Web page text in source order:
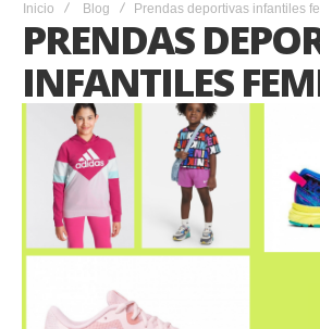
Inicio Blog Prendas deportivas infantiles
PRENDAS
INFANTILES